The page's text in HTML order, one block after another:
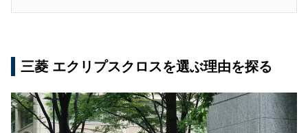
三菱 エクリプスクロスを選ぶ理由を探る